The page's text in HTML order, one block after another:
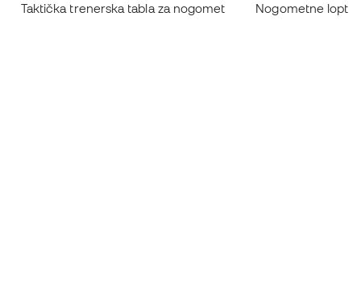
Taktička trenerska tabla za nogomet Nogometne lopte